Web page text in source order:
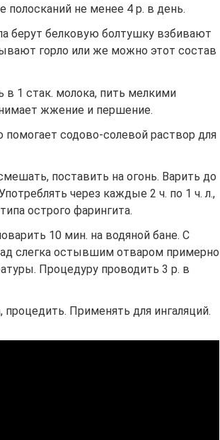
полосканий не менее 4 р. в день.
берут белковую болтушку взбивают
горло или же можно этот состав
в 1 стак. молока, пить мелкими
жжение и першение.
содово-солевой раствор для
поставить на огонь. Варить до
через каждые 2 ч. по 1 ч. л.,
острого фарингита.
10 мин. на водяной бане. С
слегка остывшим отваром примерно
Процедуру проводить 3 р. в
процедить. Применять для ингаляций.